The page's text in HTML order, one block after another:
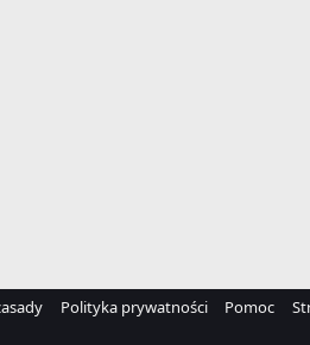
Polityka prywatności Pomoc